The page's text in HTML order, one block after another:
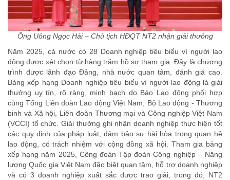
Ông Uông Ngọc Hải – Chủ tịch HĐQT NT2 nhận giải thưởng
Năm 2025, cả nước có 28 Doanh nghiệp tiêu biểu vì người lao
động được xét chọn từ hàng trăm hồ sơ tham gia. Đây là chương
trình được lãnh đạo Đảng, nhà nước quan tâm, đánh giá cao.
Bảng xếp hạng Doanh nghiệp tiêu biểu vì người lao động là giải
thưởng uy tín, rõ ràng, minh bạch do Báo Lao động phối hợp
cùng Tổng Liên đoàn Lao động Việt Nam, Bộ Lao động - Thương
binh và Xã hội, Liên đoàn Thương mại và Công nghiệp Việt Nam
(VCCI) tổ chức. Giải thưởng ghi nhận doanh nghiệp thực hiện tốt
các quy định của pháp luật, đảm bảo sự hài hòa trong quan hệ
lao động, có trách nhiệm với cộng đồng xã hội. Tham gia bảng
xếp hạng năm 2025, Công đoàn Tập đoàn Công nghiệp – Năng
lượng Quốc gia Việt Nam đặc biệt quan tâm, hỗ trợ doanh nghiệp
và có 3 doanh nghiệp xuất sắc được trao giải; trong đó, NT2